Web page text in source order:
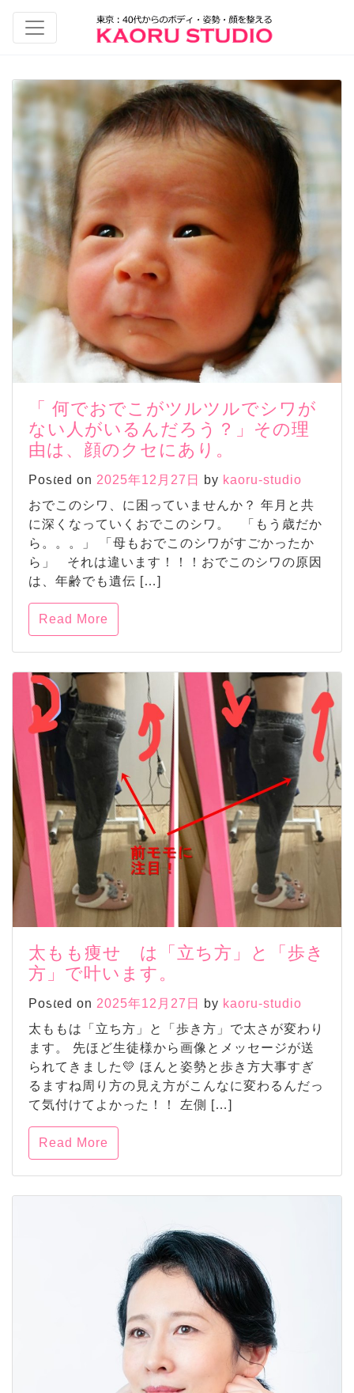
「 何でおでこがツルツルでシワが
ない人がいるんだろう？」その理
由は、顔のクセにあり。
Posted on 2025年12月27日 by kaoru-studio
おでこのシワ、に困っていませんか？ 年月と共
に深くなっていくおでこのシワ。 「もう歳だか
ら。。。」 「母もおでこのシワがすごかったか
ら」 それは違います！！！おでこのシワの原因
は、年齢でも遺伝 […]
Read More
太もも痩せ は「立ち方」と「歩き
方」で叶います。
Posted on 2025年12月27日 by kaoru-studio
太ももは「立ち方」と「歩き方」で太さが変わり
ます。 先ほど生徒様から画像とメッセージが送
られてきました💛 ほんと姿勢と歩き方大事すぎ
るますね周り方の見え方がこんなに変わるんだっ
て気付けてよかった！！ 左側 […]
Read More